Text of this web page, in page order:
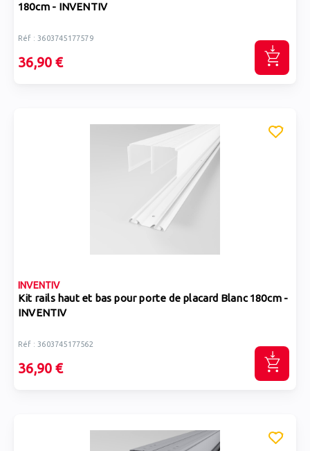
180cm - INVENTIV
Réf : 3603745177579
36,90 €
INVENTIV
Kit rails haut et bas pour porte de placard Blanc 180cm -
INVENTIV
Réf : 3603745177562
36,90 €